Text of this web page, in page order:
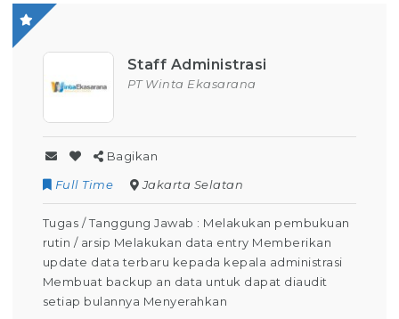
Staff Administrasi
PT Winta Ekasarana
Bagikan
Full Time
Jakarta Selatan
Tugas / Tanggung Jawab : Melakukan pembukuan
rutin / arsip Melakukan data entry Memberikan
update data terbaru kepada kepala administrasi
Membuat backup an data untuk dapat diaudit
setiap bulannya Menyerahkan